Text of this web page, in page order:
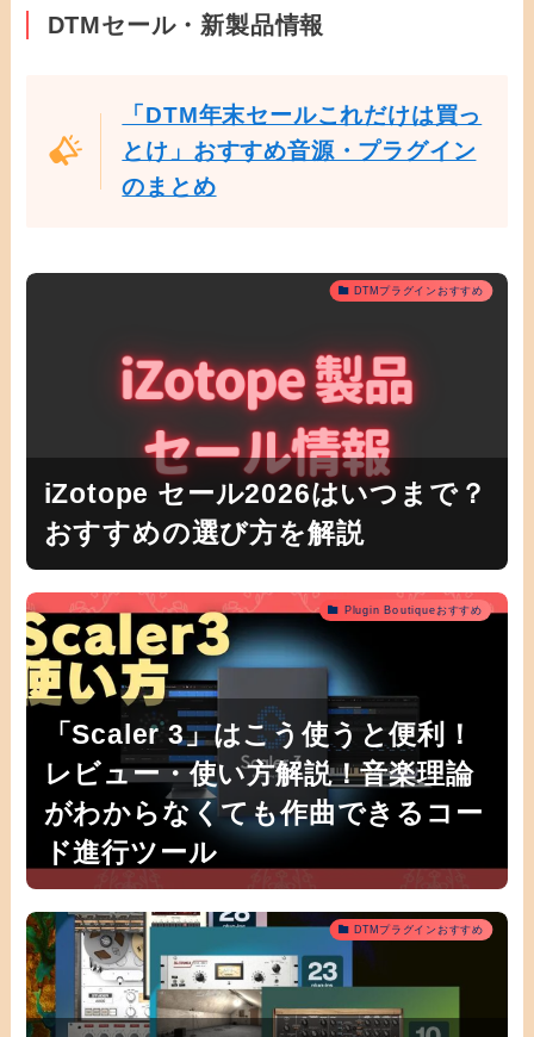
DTMセール・新製品情報
「DTM年末セールこれだけは買っ
とけ」おすすめ音源・プラグイン
のまとめ
DTMプラグインおすすめ
iZotope セール2026はいつまで？
おすすめの選び方を解説
Plugin Boutiqueおすすめ
「Scaler 3」はこう使うと便利！
レビュー・使い方解説！音楽理論
がわからなくても作曲できるコー
ド進行ツール
DTMプラグインおすすめ